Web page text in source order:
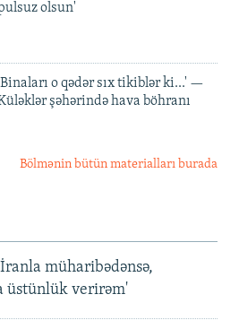
olsun'
o qədər sıx tikiblər ki...' —
şəhərində hava böhranı
Bölmənin bütün materialları burada
müharibədənsə,
üstünlük verirəm'